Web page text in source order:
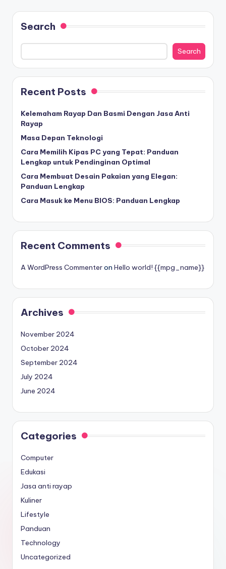
Search
Search
Recent Posts
Kelemaham Rayap Dan Basmi Dengan Jasa Anti
Rayap
Masa Depan Teknologi
Cara Memilih Kipas PC yang Tepat: Panduan
Lengkap untuk Pendinginan Optimal
Cara Membuat Desain Pakaian yang Elegan:
Panduan Lengkap
Cara Masuk ke Menu BIOS: Panduan Lengkap
Recent Comments
A WordPress Commenteron Hello world! {{mpg_name}}
Archives
November 2024
October 2024
September 2024
July 2024
June 2024
Categories
Computer
Edukasi
Jasa anti rayap
Kuliner
Lifestyle
Panduan
Technology
Uncategorized